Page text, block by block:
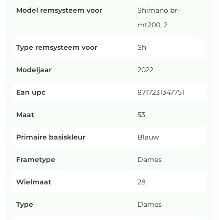
Model remsysteem voor
Shimano br-
mt200, 2
Type remsysteem voor Sh
Modeljaar 2022
Ean upc 8717231347751
Maat 53
Primaire basiskleur Blauw
Frametype Dames
Wielmaat 28
Type Dames